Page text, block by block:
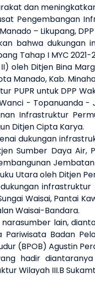
dan
Pengembangan
– Likupang,
bahwa dukungan
Tahap I MYC
oleh Ditjen Bina
Manado, Kab.
PUPR untuk DPP
- Topanuanda -
Infrastruktur
Ditjen Cipta Karya.
dukungan
Sumber Daya Air,
Jembatan
Utara oleh Ditjen
infrastruktur
Waisai, Pantai
Waisai-Bandara.
lain,
Pariwisata Badan
(BPOB) Agustin
hadir
Wilayah III.B